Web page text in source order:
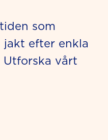
som
efter enkla
Utforska vårt